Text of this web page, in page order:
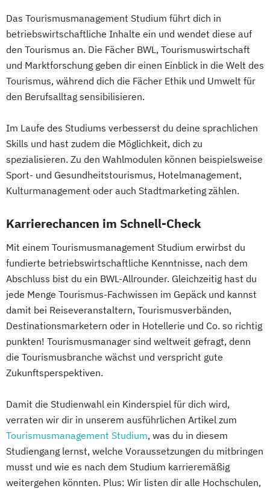
Das Tourismusmanagement Studium führt dich in
betriebswirtschaftliche Inhalte ein und wendet diese auf
den Tourismus an. Die Fächer BWL, Tourismuswirtschaft
und Marktforschung geben dir einen Einblick in die Welt des
Tourismus, während dich die Fächer Ethik und Umwelt für
den Berufsalltag sensibilisieren.
Im Laufe des Studiums verbesserst du deine sprachlichen
Skills und hast zudem die Möglichkeit, dich zu
spezialisieren. Zu den Wahlmodulen können beispielsweise
Sport- und Gesundheitstourismus, Hotelmanagement,
Kulturmanagement oder auch Stadtmarketing zählen.
Karrierechancen im Schnell-Check
Mit einem Tourismusmanagement Studium erwirbst du
fundierte betriebswirtschaftliche Kenntnisse, nach dem
Abschluss bist du ein BWL-Allrounder. Gleichzeitig hast du
jede Menge Tourismus-Fachwissen im Gepäck und kannst
damit bei Reiseveranstaltern, Tourismusverbänden,
Destinationsmarketern oder in Hotellerie und Co. so richtig
punkten! Tourismusmanager sind weltweit gefragt, denn
die Tourismusbranche wächst und verspricht gute
Zukunftsperspektiven.
Damit die Studienwahl ein Kinderspiel für dich wird,
verraten wir dir in unserem ausführlichen Artikel zum
Tourismusmanagement Studium, was du in diesem
Studiengang lernst, welche Voraussetzungen du mitbringen
musst und wie es nach dem Studium karrieremäßig
weitergehen könnten. Plus: Wir listen dir alle Hochschulen,